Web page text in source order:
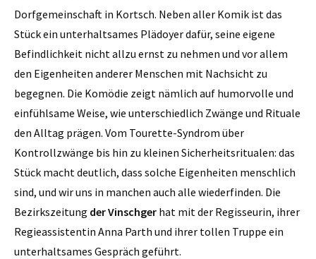
Dorfgemeinschaft in Kortsch. Neben aller Komik ist das
Stück ein unterhaltsames Plädoyer dafür, seine eigene
Befindlichkeit nicht allzu ernst zu nehmen und vor allem
den Eigenheiten anderer Menschen mit Nachsicht zu
begegnen. Die Komödie zeigt nämlich auf humorvolle und
einfühlsame Weise, wie unterschiedlich Zwänge und Rituale
den Alltag prägen. Vom Tourette-Syndrom über
Kontrollzwänge bis hin zu kleinen Sicherheitsritualen: das
Stück macht deutlich, dass solche Eigenheiten menschlich
sind, und wir uns in manchen auch alle wiederfinden. Die
Bezirkszeitung der Vinschger hat mit der Regisseurin, ihrer
Regieassistentin Anna Parth und ihrer tollen Truppe ein
unterhaltsames Gespräch geführt.